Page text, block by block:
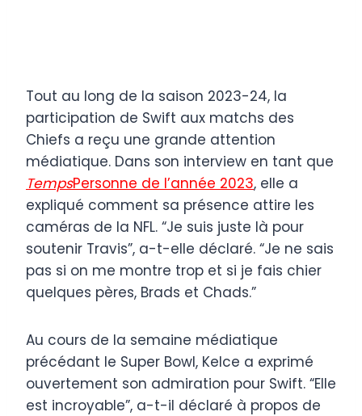
Tout au long de la saison 2023-24, la
participation de Swift aux matchs des
Chiefs a reçu une grande attention
médiatique. Dans son interview en tant que
TempsPersonne de l’année 2023, elle a
expliqué comment sa présence attire les
caméras de la NFL. “Je suis juste là pour
soutenir Travis”, a-t-elle déclaré. “Je ne sais
pas si on me montre trop et si je fais chier
quelques pères, Brads et Chads.”
Au cours de la semaine médiatique
précédant le Super Bowl, Kelce a exprimé
ouvertement son admiration pour Swift. “Elle
est incroyable”, a-t-il déclaré à propos de